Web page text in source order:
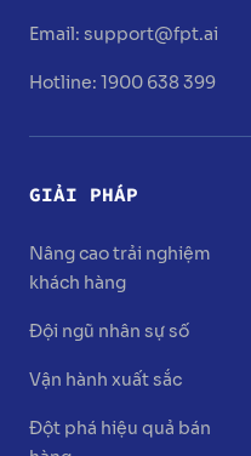
Email:support@fpt.ai
Hotline: 1900 638 399
GIẢI PHÁP
Nâng cao trải nghiệm
khách hàng
Đội ngũ nhân sự số
Vận hành xuất sắc
Đột phá hiệu quả bán